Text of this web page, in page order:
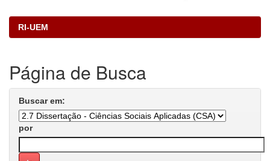
RI-UEM
Página de Busca
Buscar em:
por